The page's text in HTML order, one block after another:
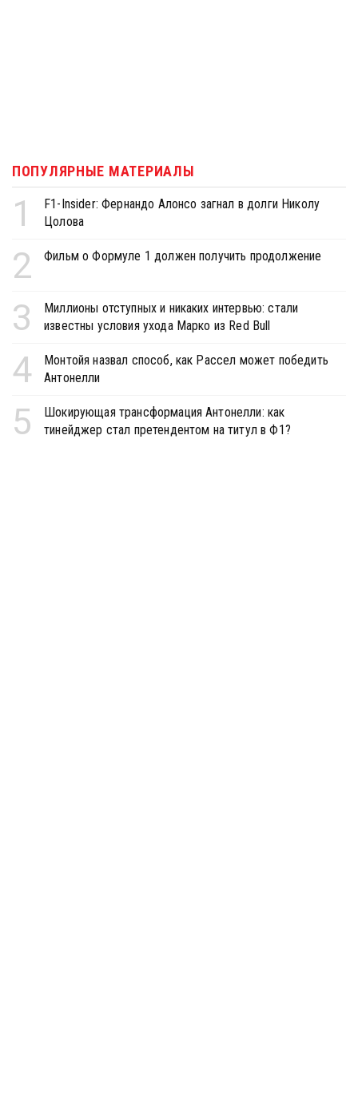
ПОПУЛЯРНЫЕ МАТЕРИАЛЫ
1
F1-Insider: Фернандо Алонсо загнал в долги Николу
Цолова
2 Фильм о Формуле 1 должен получить продолжение
3
Миллионы отступных и никаких интервью: стали
известны условия ухода Марко из Red Bull
4
Монтойя назвал способ, как Рассел может победить
Антонелли
5
Шокирующая трансформация Антонелли: как
тинейджер стал претендентом на титул в Ф1?